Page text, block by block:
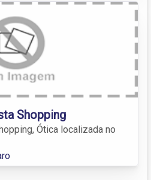
Shopping
Ótica localizada no